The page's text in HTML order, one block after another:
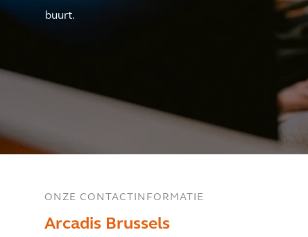
buurt.
ONZE CONTACTINFORMATIE
Arcadis Brussels